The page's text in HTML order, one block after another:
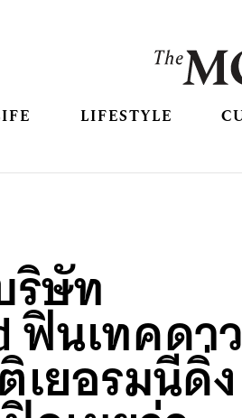
LIFESTYLE
ริษัท
ฟินเทคดาว
ยอรมนีดิ่ง